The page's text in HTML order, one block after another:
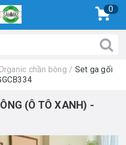
0
chần bông / Set ga gối
(Ô TÔ XANH) -